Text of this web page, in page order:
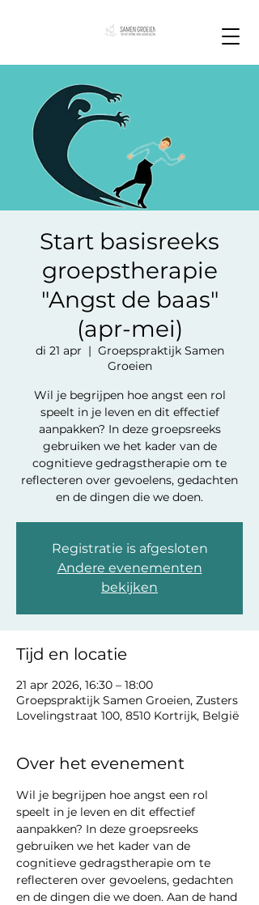
Start basisreeks
groepstherapie
"Angst de baas"
(apr-mei)
di 21 apr
  |
Groepspraktijk Samen
Groeien
Wil je begrijpen hoe angst een rol
speelt in je leven en dit effectief
aanpakken? In deze groepsreeks
gebruiken we het kader van de
cognitieve gedragstherapie om te
reflecteren over gevoelens, gedachten
en de dingen die we doen.
Registratie is afgesloten
Andere evenementen
bekijken
Tijd en locatie
21 apr 2026, 16:30 – 18:00
Groepspraktijk Samen Groeien, Zusters
Lovelingstraat 100, 8510 Kortrijk, België
Over het evenement
Wil je begrijpen hoe angst een rol
speelt in je leven en dit effectief
aanpakken? In deze groepsreeks
gebruiken we het kader van de
cognitieve gedragstherapie om te
reflecteren over gevoelens, gedachten
en de dingen die we doen. Aan de hand